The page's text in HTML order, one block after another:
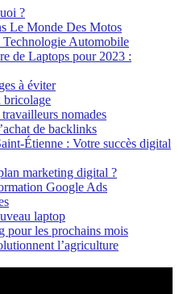
?
Le Monde Des Motos
Technologie Automobile
de Laptops pour 2023 :
à éviter
bricolage
nomades
de backlinks
Étienne : Votre succès digital
marketing digital ?
Google Ads
laptop
pour les prochains mois
l’agriculture